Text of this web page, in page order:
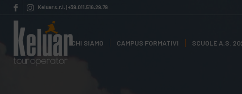
Keluar s.r.l. | +39.011.516.29.79
CHI SIAMO CAMPUS FORMATIVI SCUOLE A.S.